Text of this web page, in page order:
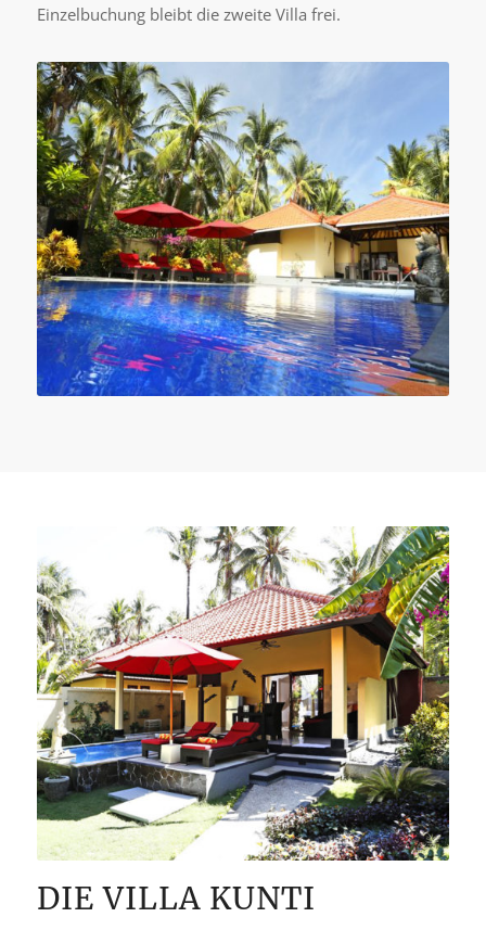
Einzelbuchung bleibt die zweite Villa frei.
DIE VILLA KUNTI